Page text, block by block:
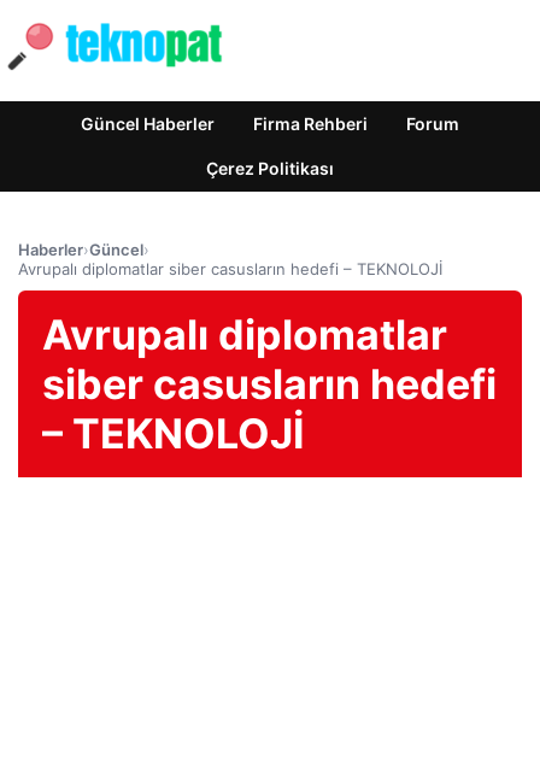
Güncel Haberler Firma Rehberi Forum
Çerez Politikası
Haberler›Güncel›
Avrupalı ​​diplomatlar siber casusların hedefi – TEKNOLOJİ
Avrupalı ​​diplomatlar
siber casusların hedefi
– TEKNOLOJİ